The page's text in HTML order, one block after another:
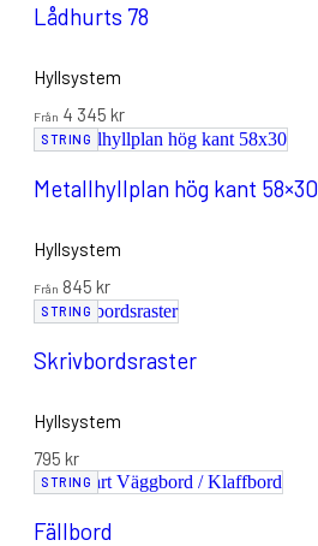
Lådhurts 78
Hyllsystem
Från 4 345 kr
STRING
Metallhyllplan hög kant 58×30
Hyllsystem
Från 845 kr
STRING
Skrivbordsraster
Hyllsystem
795 kr
STRING
Fällbord